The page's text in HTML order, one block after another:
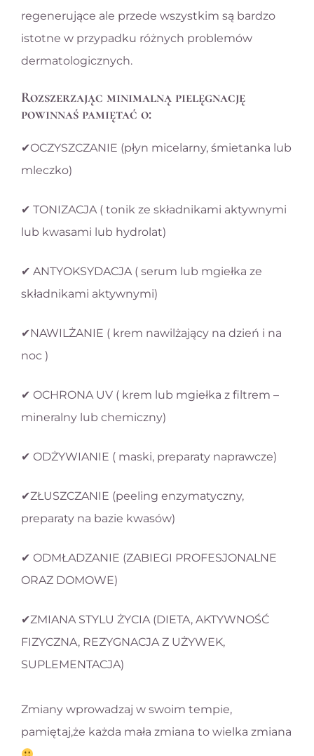
regenerujące ale przede wszystkim są bardzo
istotne w przypadku różnych problemów
dermatologicznych.
Rozszerzając minimalną pielęgnację
powinnaś pamiętać o:
✔OCZYSZCZANIE (płyn micelarny, śmietanka lub
mleczko)
✔ TONIZACJA ( tonik ze składnikami aktywnymi
lub kwasami lub hydrolat)
✔ ANTYOKSYDACJA ( serum lub mgiełka ze
składnikami aktywnymi)
✔NAWILŻANIE ( krem nawilżający na dzień i na
noc )
✔ OCHRONA UV ( krem lub mgiełka z filtrem –
mineralny lub chemiczny)
✔ ODŻYWIANIE ( maski, preparaty naprawcze)
✔ZŁUSZCZANIE (peeling enzymatyczny,
preparaty na bazie kwasów)
✔ ODMŁADZANIE (ZABIEGI PROFESJONALNE
ORAZ DOMOWE)
✔ZMIANA STYLU ŻYCIA (DIETA, AKTYWNOŚĆ
FIZYCZNA, REZYGNACJA Z UŻYWEK,
SUPLEMENTACJA)
Zmiany wprowadzaj w swoim tempie,
pamiętaj,że każda mała zmiana to wielka zmiana